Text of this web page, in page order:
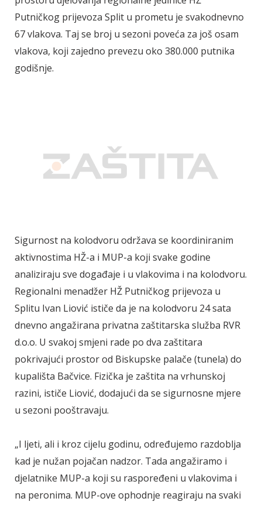
Putničkog prijevoza Split u prometu je svakodnevno
67 vlakova. Taj se broj u sezoni poveća za još osam
vlakova, koji zajedno prevezu oko 380.000 putnika
godišnje.
Sigurnost na kolodvoru održava se koordiniranim
aktivnostima HŽ-a i MUP-a koji svake godine
analiziraju sve događaje i u vlakovima i na kolodvoru.
Regionalni menadžer HŽ Putničkog prijevoza u
Splitu Ivan Liović ističe da je na kolodvoru 24 sata
dnevno angažirana privatna zaštitarska služba RVR
d.o.o. U svakoj smjeni rade po dva zaštitara
pokrivajući prostor od Biskupske palače (tunela) do
kupališta Bačvice. Fizička je zaštita na vrhunskoj
razini, ističe Liović, dodajući da se sigurnosne mjere
u sezoni pooštravaju.
„I ljeti, ali i kroz cijelu godinu, određujemo razdoblja
kad je nužan pojačan nadzor. Tada angažiramo i
djelatnike MUP-a koji su raspoređeni u vlakovima i
na peronima. MUP-ove ophodnje reagiraju na svaki